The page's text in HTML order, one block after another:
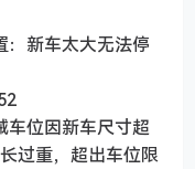
：新车太大无法停
车位因新车尺寸超
过重，超出车位限